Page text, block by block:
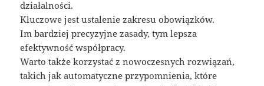
działalności.
Kluczowe jest ustalenie zakresu obowiązków.
Im bardziej precyzyjne zasady, tym lepsza
efektywność współpracy.
Warto także korzystać z nowoczesnych rozwiązań,
takich jak automatyczne przypomnienia, które